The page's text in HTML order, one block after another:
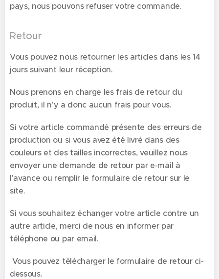
pays, nous pouvons refuser votre commande.
Retour
Vous pouvez nous retourner les articles dans les 14
jours suivant leur réception.
Nous prenons en charge les frais de retour du
produit, il n'y a donc aucun frais pour vous.
Si votre article commandé présente des erreurs de
production ou si vous avez été livré dans des
couleurs et des tailles incorrectes, veuillez nous
envoyer une demande de retour par e-mail à
l'avance ou remplir le formulaire de retour sur le
site.
Si vous souhaitez échanger votre article contre un
autre article, merci de nous en informer par
téléphone ou par email.
Vous pouvez télécharger le formulaire de retour ci-
dessous.